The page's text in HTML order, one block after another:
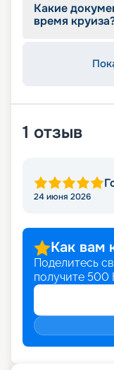
Какие
время
1 отзыв
24 июня 2026
Как вам
Поделитесь
получите 500